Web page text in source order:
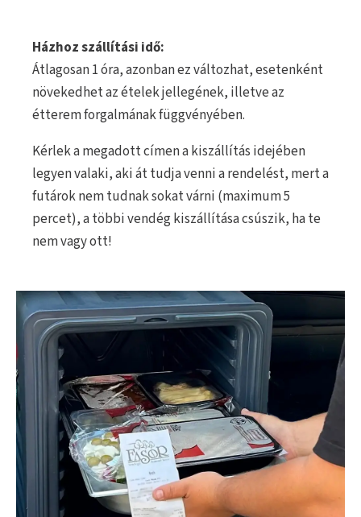
Házhoz szállítási idő:
Átlagosan 1 óra, azonban ez változhat, esetenként
növekedhet az ételek jellegének, illetve az
étterem forgalmának függvényében.
Kérlek a megadott címen a kiszállítás idejében
legyen valaki, aki át tudja venni a rendelést, mert a
futárok nem tudnak sokat várni (maximum 5
percet), a többi vendég kiszállítása csúszik, ha te
nem vagy ott!